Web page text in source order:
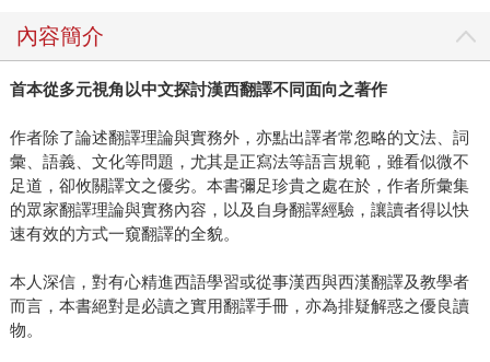
內容簡介
首本從多元視角以中文探討漢西翻譯不同面向之著作
作者除了論述翻譯理論與實務外，亦點出譯者常忽略的文法、詞
彙、語義、文化等問題，尤其是正寫法等語言規範，雖看似微不
足道，卻攸關譯文之優劣。本書彌足珍貴之處在於，作者所彙集
的眾家翻譯理論與實務內容，以及自身翻譯經驗，讓讀者得以快
速有效的方式一窺翻譯的全貌。
本人深信，對有心精進西語學習或從事漢西與西漢翻譯及教學者
而言，本書絕對是必讀之實用翻譯手冊，亦為排疑解惑之優良讀
物。